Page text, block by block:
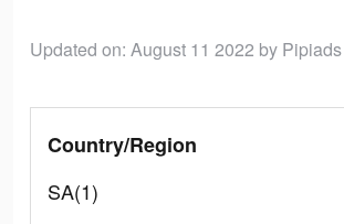
Updated on: August 11 2022 by Pipiads
Country/Region
SA(1)